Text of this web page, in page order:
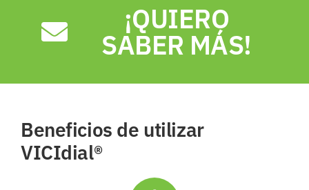
¡QUIERO
SABER MÁS!
Beneficios de utilizar
VICIdial®